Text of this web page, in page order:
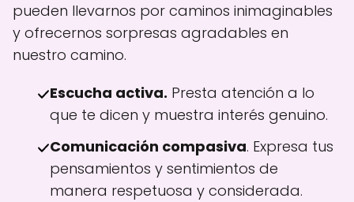
pueden llevarnos por caminos inimaginables
y ofrecernos sorpresas agradables en
nuestro camino.
Escucha activa. Presta atención a lo
que te dicen y muestra interés genuino.
Comunicación compasiva. Expresa tus
pensamientos y sentimientos de
manera respetuosa y considerada.